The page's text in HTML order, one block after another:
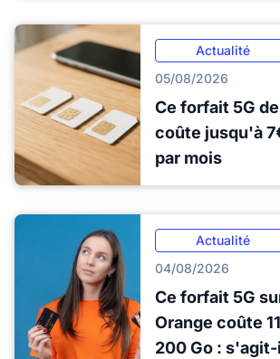
Actualité
05/08/2026
Ce forfait 5G
coûte jusqu'à
par mois
Actualité
04/08/2026
Ce forfait 5G
Orange coûte
200 Go :